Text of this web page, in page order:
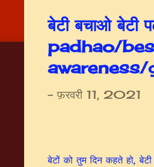
बेटी बचाओ
padhao/
- फ़रवरी 11, 2021
बेटों को तुम दिन कहते हो,